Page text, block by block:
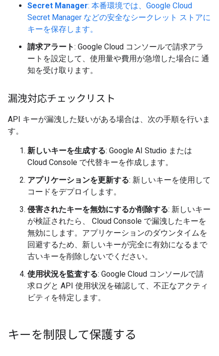
Secret Manager: 本番環境では、Google Cloud
Secret Manager などの安全なシークレット ストアに
キーを保存します。
請求アラート: Google Cloud コンソールで請求アラ
ートを設定して、使用量や費用が急増した場合に 通
知を受け取ります。
漏洩対応チェックリスト
API キーが漏洩した疑いがある場合は、次の手順を行いま
す。
新しいキーを生成する: Google AI Studio または
Cloud Console で代替キーを作成します。
アプリケーションを更新する: 新しいキーを使用して
コードをデプロイします。
侵害されたキーを無効にするか削除する: 新しいキー
が検証されたら、 Cloud Console で漏洩したキーを
無効にします。アプリケーションのダウンタイムを
回避するため、新しいキーが完全に有効になるまで
古いキーを削除しないでください。
使用状況を監査する: Google Cloud コンソールで請
求ログと API 使用状況を確認して、不正なアクティ
ビティを特定します。
キーを制限して保護する